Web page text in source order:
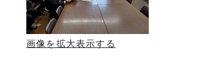
画像を拡大表示する